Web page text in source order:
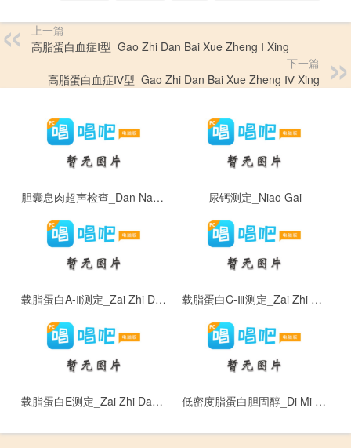
上一篇
高脂蛋白血症Ⅰ型_Gao Zhi Dan Bai Xue Zheng Ⅰ Xing
下一篇
高脂蛋白血症Ⅳ型_Gao Zhi Dan Bai Xue Zheng Ⅳ Xing
胆囊息肉超声检查_Dan Nang Xi Rou Chao Sheng Jian Cha 尿钙测定_Niao Gai
载脂蛋白A-Ⅱ测定_Zai Zhi Dan Bai A - Ⅱ 载脂蛋白C-Ⅲ测定_Zai Zhi Dan Bai C - Ⅲ
载脂蛋白E测定_Zai Zhi Dan Bai E 低密度脂蛋白胆固醇_Di Mi Du Zhi Dan Bai Dan Gu Chun